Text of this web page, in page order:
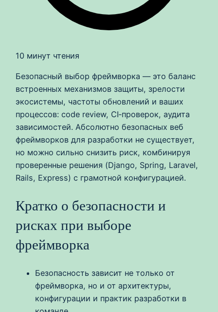
10 минут чтения
Безопасный выбор фреймворка — это баланс
встроенных механизмов защиты, зрелости
экосистемы, частоты обновлений и ваших
процессов: code review, CI‑проверок, аудита
зависимостей. Абсолютно безопасных веб
фреймворков для разработки не существует,
но можно сильно снизить риск, комбинируя
проверенные решения (Django, Spring, Laravel,
Rails, Express) с грамотной конфигурацией.
Кратко о безопасности и
рисках при выборе
фреймворка
Безопасность зависит не только от
фреймворка, но и от архитектуры,
конфигурации и практик разработки в